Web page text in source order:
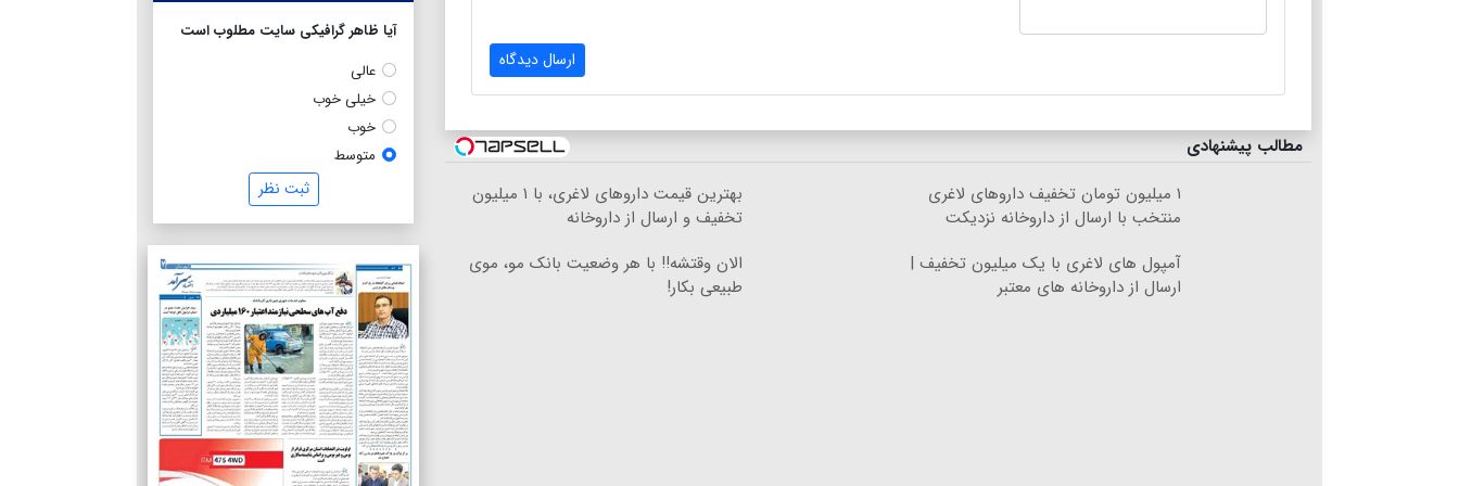
ارسال دیدگاه
مطالب پیشنهادی
۱ میلیون تومان تخفیف داروهای لاغری
منتخب با ارسال از داروخانه نزدیکت
بهترین قیمت داروهای لاغری، با ۱ میلیون
تخفیف و ارسال از داروخانه‌
آمپول های لاغری با یک میلیون تخفیف |
ارسال از داروخانه های معتبر
الان وقتشه‼️ با هر وضعیت بانک مو، موی
طبیعی بکار!
آیا ظاهر گرافیکی سایت مطلوب است
عالی
خیلی خوب
خوب
متوسط
ثبت نظر